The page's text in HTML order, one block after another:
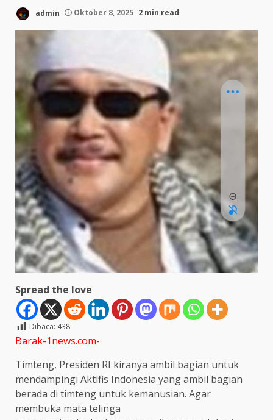
admin Oktober 8, 2025 2 min read
Spread the love
Dibaca: 438
Barak-1news.com-
Timteng, Presiden RI kiranya ambil bagian untuk
mendampingi Aktifis Indonesia yang ambil bagian
berada di timteng untuk kemanusian. Agar
membuka mata telinga